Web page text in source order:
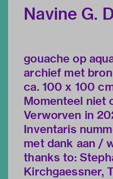
Navine G.
gouache op
archief met
ca. 100 x 100
Momenteel niet
Verworven in
Inventaris
met dank aan /
thanks to:
Kirchgaessner,